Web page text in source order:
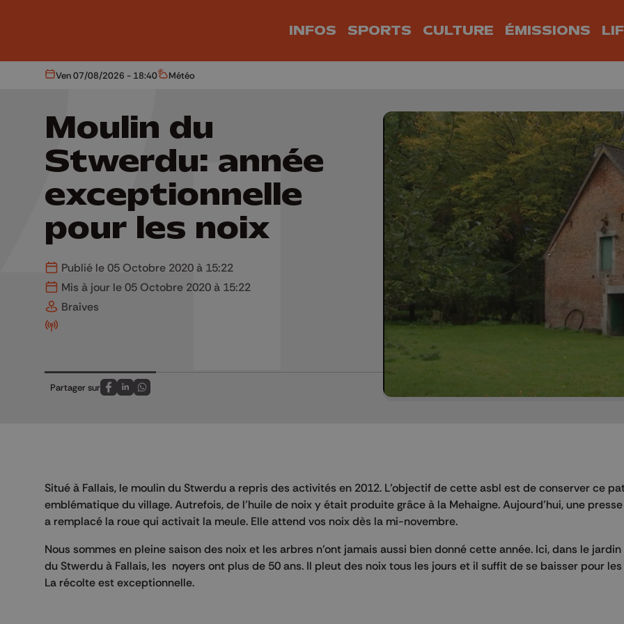
INFOS SPORTS CULTURE ÉMISSIONS
Aujourd'hui
Ven 07/08/2026 - 18:40 Météo
Météo
Moulin du
Stwerdu: année
exceptionnelle
pour les noix
Publié le 05 Octobre 2020 à 15:22
Mis à jour le 05 Octobre 2020 à 15:22
Braives
Partager sur
Partagez sur FaceBook
Partagez sur LinkedIn
Partagez sur Whatsapp
Situé à Fallais, le moulin du Stwerdu a repris des activités en 2012. L’objectif de cette asbl est de conserver ce
emblématique du village. Autrefois, de l’huile de noix y était produite grâce à la Mehaigne. Aujourd’hui, une
a remplacé la roue qui activait la meule. Elle attend vos noix dès la mi-novembre.
Nous sommes en pleine saison des noix et les arbres n’ont jamais aussi bien donné cette année. Ici, dans le
du Stwerdu à Fallais, les noyers ont plus de 50 ans. Il pleut des noix tous les jours et il suffit de se baisser pour les
La récolte est exceptionnelle.